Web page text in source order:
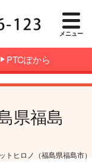
PTCぽから
県福島
トヒロノ（福島県福島市）
メニュー